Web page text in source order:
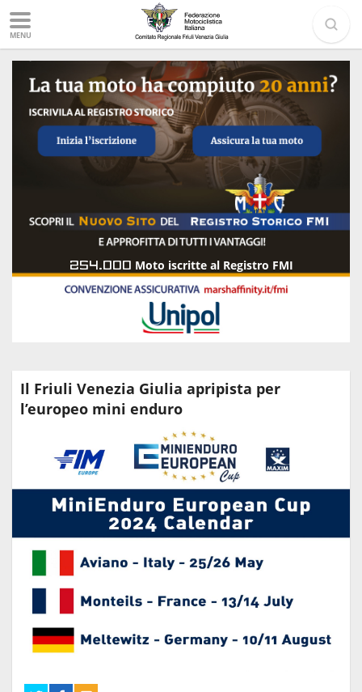
MENU
254.000 Moto iscritte al Registro FMI
Il Friuli Venezia Giulia apripista per
l’europeo mini enduro